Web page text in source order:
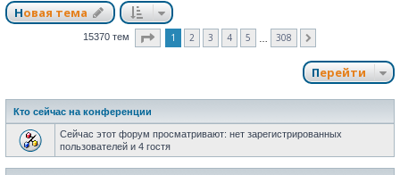
Новая тема
15370 тем Страница из 308
1 2 3 4 5 308
Перейти
Кто сейчас на конференции
Сейчас этот форум просматривают: нет зарегистрированных
пользователей и 4 гостя